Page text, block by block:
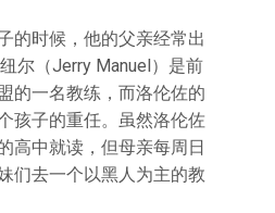
的时候，他的父亲经常出
尔（Jerry Manuel）是前
的一名教练，而洛伦佐的
孩子的重任。虽然洛伦佐
高中就读，但母亲每周日
们去一个以黑人为主的教